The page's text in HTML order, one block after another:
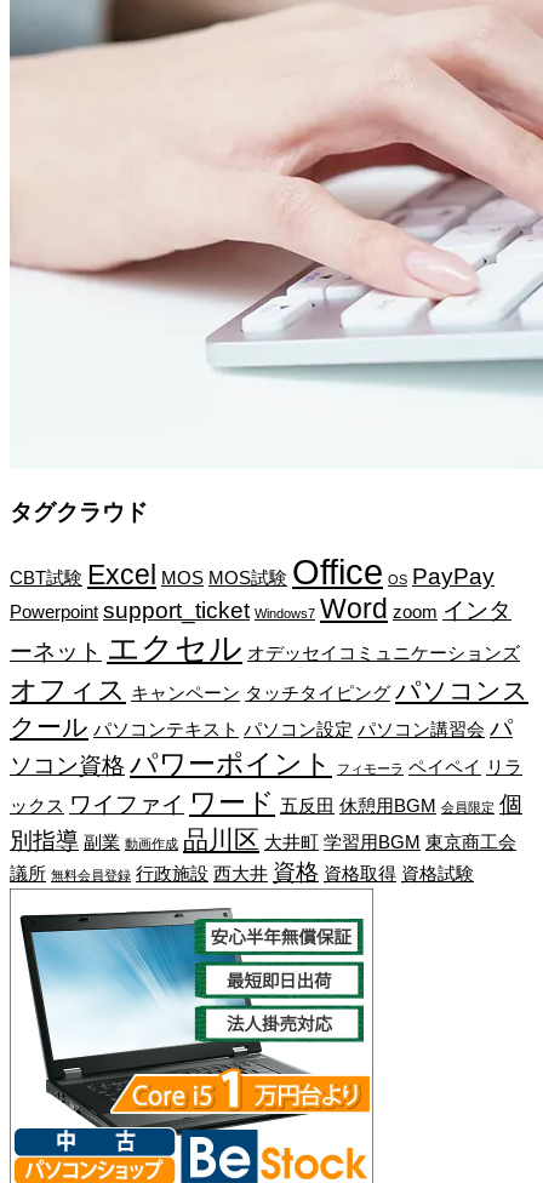
タグクラウド
CBT試験 Excel MOS MOS試験 Office OS PayPay
Powerpoint support_ticket Windows7 Word zoom インタ
ーネット エクセル オデッセイコミュニケーションズ
オフィス キャンペーン タッチタイピング パソコンス
クール パソコンテキスト パソコン設定 パソコン講習会 パ
ソコン資格 パワーポイント フィモーラ ペイペイ リラ
ックス ワイファイ ワード 五反田 休憩用BGM 会員限定 個
別指導 副業 動画作成 品川区 大井町 学習用BGM 東京商工会
議所 無料会員登録 行政施設 西大井 資格 資格取得 資格試験